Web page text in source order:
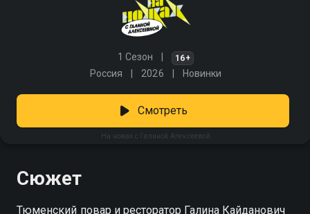
1 Сезон 16+
Россия 2026 Новинки
На ножах с Галиной Алексеевой
Смотреть
Сюжет
Тюменский повар и ресторатор Галина Кайданович